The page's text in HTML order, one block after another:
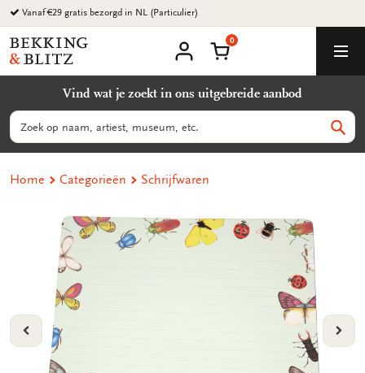
Ga
naar
content
Vanaf €29 gratis bezorgd in NL (Particulier)
Bekking
&
B.V.
account
Winkelmand
0
Vind wat je zoekt in ons uitgebreide aanbod
Zoeken
Home Categorieën Schrijfwaren
VORIGE